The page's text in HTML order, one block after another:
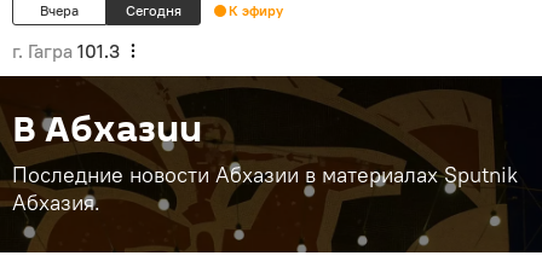
Вчера Сегодня К эфиру
г. Гагра 101.3
В Абхазии
Последние новости Абхазии в материалах Sputnik
Абхазия.